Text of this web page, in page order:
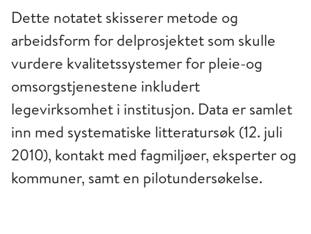
Dette notatet skisserer metode og
arbeidsform for delprosjektet som skulle
vurdere kvalitetssystemer for pleie-og
omsorgstjenestene inkludert
legevirksomhet i institusjon. Data er samlet
inn med systematiske litteratursøk (12. juli
2010), kontakt med fagmiljøer, eksperter og
kommuner, samt en pilotundersøkelse.